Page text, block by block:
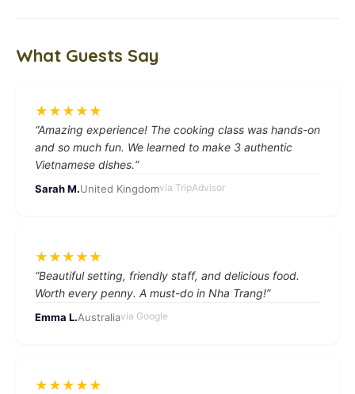
What Guests Say
★ ★ ★ ★ ★
“Amazing experience! The cooking class was hands-on
and so much fun. We learned to make 3 authentic
Vietnamese dishes.”
Sarah M.United Kingdomvia TripAdvisor
★ ★ ★ ★ ★
“Beautiful setting, friendly staff, and delicious food.
Worth every penny. A must-do in Nha Trang!”
Emma L.Australiavia Google
★ ★ ★ ★ ★